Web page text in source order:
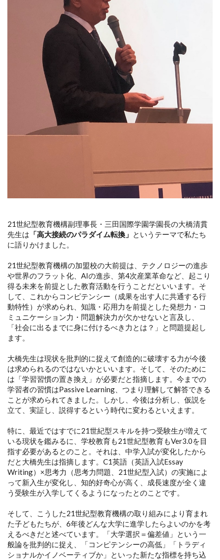
21世紀型教育機構副理事長・三田国際学園学園長の大橋清貫
先生は 「高大接続のパラダイム転換」 というテーマで私たち
に語りかけました。
21世紀型教育機構の加盟校の大前提は、テクノロジーの進歩
や世界のフラット化、AIの進歩、第4次産業革命など、起こり
得る未来を前提とした教育活動を行うことだといいます。そ
して、これからコンピテンシー（成果を出す人に共通する行
動特性）が求められ、知識・応用力を前提とした発想力・コ
ミュニケーション力・問題解決力が欠かせないと言及し、
「社会に出るまでに身に付けるべき力とは？」と問題提起し
ます。
大橋先生は現状を批判的に捉えて創造的に破壊する力が今後
は求められるのではないかといいます。そして、そのために
は「学習習慣の置き換え」が必要だと指摘します。今までの
学習者の習慣はPassive Learning、つまり理解して解答できる
ことが求められてきました。しかし、今後は分析し、仮説を
立て、実証し、説得するという時代に変わるといえます。
特に、最近ではすでに21世紀型スキルを持つ受験生が増えて
いる現状を鑑みるに、学校教育も21世紀型教育もVer3.0を目
指す必要があるとのこと。それは、中学入試が変化したから
だと大橋先生は指摘します。C1英語（英語入試Essay
Writing）×思考力（思考力問題、21世紀型入試）の実施によ
って新入生が変化し、知的好奇心が高く、成長速度が全く違
う受験生が入学してくるようになったとのことです。
そして、こうした21世紀型教育機構の取り組みにより育まれ
た子どもたちが、6年後どんな大学に進学したらよいのかを考
えるべきだと述べています。「大学選択＝偏差値」という一
般論を批判的に捉え、「コンピテンシーの高低」「トラディ
ショナルかイノベーティブか」といった新たな指標を持ち込